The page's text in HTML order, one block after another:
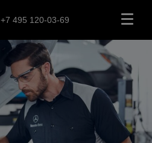
+7 495 120-03-69